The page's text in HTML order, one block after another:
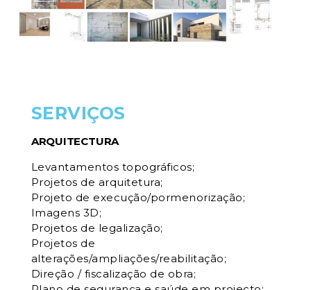
SERVIÇOS
ARQUITECTURA
Levantamentos topográficos;
Projetos de arquitetura;
Projeto de execução/pormenorização;
Imagens 3D;
Projetos de legalização;
Projetos de
alterações/ampliações/reabilitação;
Direção / fiscalização de obra;